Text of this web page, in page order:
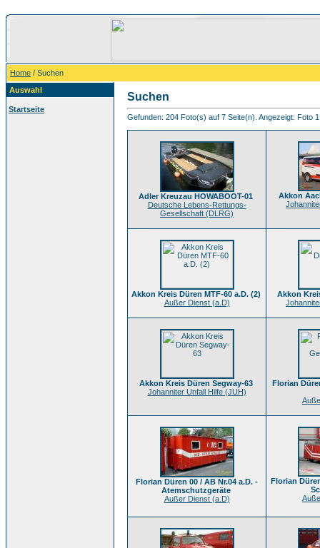
Home / Suchen
Auswahl
Startseite
Suchen
Gefunden: 204 Foto(s) auf 7 Seite(n). Angezeigt: Foto
Adler Kreuzau HOWABOOT-01
Deutsche Lebens-Rettungs-
Gesellschaft (DLRG)
Akkon
Akkon Kreis Düren MTF-60 a.D. (2)
Außer Dienst (a.D)
Akkon
Akkon Kreis Düren Segway-63
Johanniter Unfall Hilfe (JUH)
Florian
Florian Düren 00 / AB Nr.04 a.D. -
Atemschutzgeräte
Außer Dienst (a.D)
Florian